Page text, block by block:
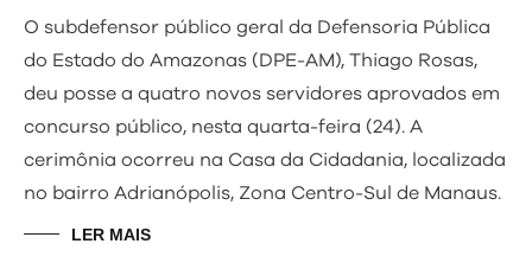
O subdefensor público geral da Defensoria Pública
do Estado do Amazonas (DPE-AM), Thiago Rosas,
deu posse a quatro novos servidores aprovados em
concurso público, nesta quarta-feira (24). A
cerimônia ocorreu na Casa da Cidadania, localizada
no bairro Adrianópolis, Zona Centro-Sul de Manaus.
LER MAIS